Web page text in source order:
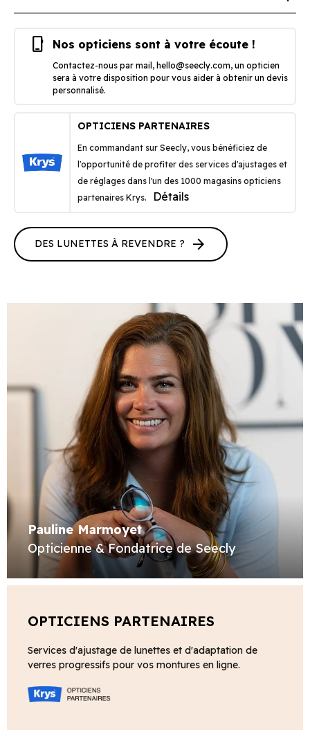
phone_iphone Nos opticiens sont à votre écoute !
Contactez-nous par mail, hello@seecly.com, un opticien
sera à votre disposition pour vous aider à obtenir un devis
personnalisé.
OPTICIENS PARTENAIRES
En commandant sur Seecly, vous bénéficiez de
l'opportunité de profiter des services d'ajustages et
de réglages dans l'un des 1000 magasins opticiens
partenaires Krys.
Détails
DES LUNETTES À REVENDRE ? arrow_forward
Pauline Marmoyet
Opticienne & Fondatrice de Seecly
OPTICIENS PARTENAIRES
Services d'ajustage de lunettes et d'adaptation de
verres progressifs pour vos montures en ligne.